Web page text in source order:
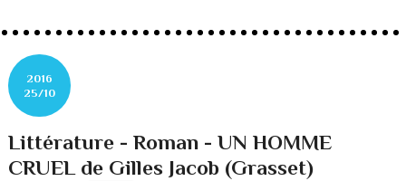
2016
25/10
Littérature - Roman - UN HOMME
CRUEL de Gilles Jacob (Grasset)